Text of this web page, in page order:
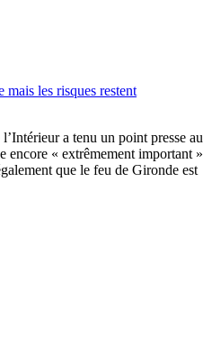
mais les risques restent
a tenu un point presse au
encore « extrêmement important »
que le feu de Gironde est